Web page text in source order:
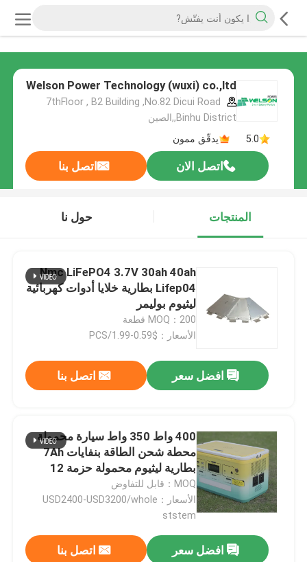
Welson Power Technology (wuxi) co.,ltd
7thFloor , B2 Building ,No.82 Dicui Road
,Binhu District,الصين
5.0
يدقّق ممون
اتصل الان اتصل بنا
المنتجات حول نا
Nmc LiFePO4 3.7V 30ah 40ah
Lifep04 بطارية خلايا أدوات كهربائية
ليثيوم بوليمر
MOQ：200 قطعة
الأسعار：$0.59-1.99/PCS
افضل سعر اتصل بنا
400 واط 350 واط سيارة محمولة
محطة شحن الطاقة بنفايات 7Ah
بطارية ليثيوم محمولة حزمة 12
فولت
MOQ：قابل للتفاوض
الأسعار：USD2400-USD3200/whole
ststem
افضل سعر اتصل بنا